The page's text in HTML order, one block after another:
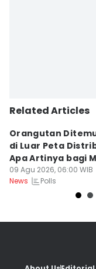
Related Articles
Orangutan
di Luar Peta
Apa Artinya bagi
Depan Konservasi?
09 Agu 2026, 06:00 WIB
News
Polls